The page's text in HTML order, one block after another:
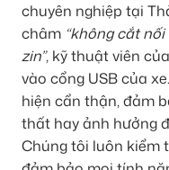
chuyên nghiệp tại
châm “không cắt
zin”, kỹ thuật viên
vào cổng USB của
hiện cẩn thận, đảm
thất hay ảnh hưởng
Chúng tôi luôn kiểm